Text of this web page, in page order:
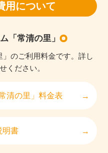
用について
「常清の里」
のご利用料金です。詳し
ください。
清の里」料金表
明書